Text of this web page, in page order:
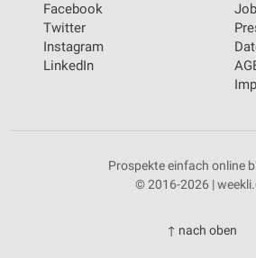
Facebook
Twitter
Instagram
LinkedIn
Prospekte einfach online
© 2016-2026 |
↑ nach oben